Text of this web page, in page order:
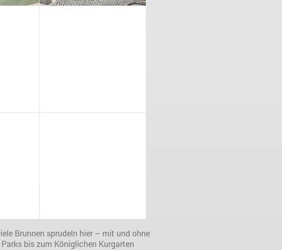
Brunnen sprudeln hier – mit und ohne
bis zum Königlichen Kurgarten